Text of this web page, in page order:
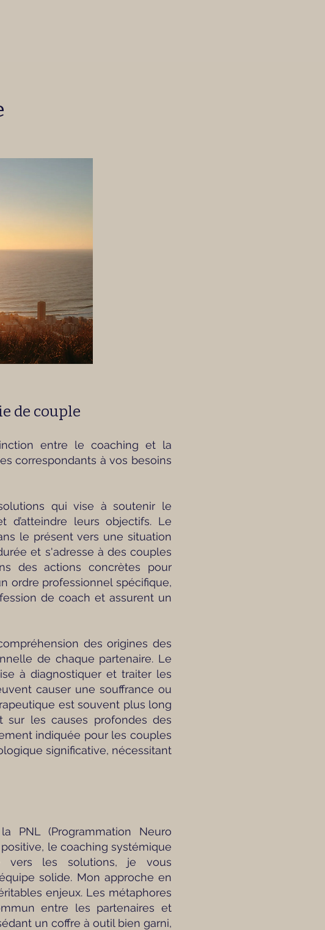
de couple
entre le coaching et la
correspondants à vos besoins
qui vise à soutenir le
leurs objectifs. Le
le présent vers une situation
et s'adresse à des couples
des actions concrètes pour
ordre professionnel spécifique,
de coach et assurent un
des origines des
de chaque partenaire. Le
à diagnostiquer et traiter les
causer une souffrance ou
est souvent plus long
sur les causes profondes des
indiquée pour les couples
significative, nécessitant
PNL (Programmation Neuro
le coaching systémique
vers les solutions, je vous
solide. Mon approche en
enjeux. Les métaphores
entre les partenaires et
un coffre à outil bien garni,